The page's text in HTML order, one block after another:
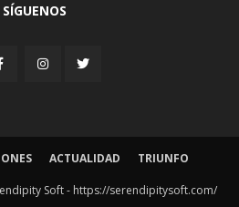
SÍGUENOS
ACTUALIDAD TRIUNFO
Soft - https://serendipitysoft.com/